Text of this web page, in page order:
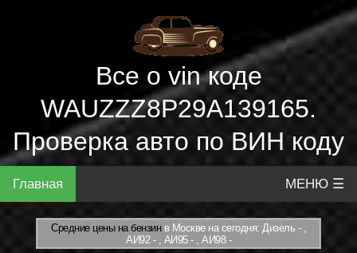
Все о vin коде
WAUZZZ8P29A139165.
Проверка авто по ВИН коду
Главная МЕНЮ ☰
Средние цены на бензинв Москве на сегодня: Дизель - ,
АИ92 - , АИ95 - , АИ98 -